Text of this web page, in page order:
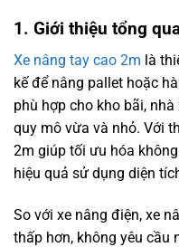
1. Giới thiệu tổng
Xe nâng tay cao 2m là
kế để nâng pallet hoặc
phù hợp cho kho bãi,
quy mô vừa và nhỏ. Với
2m giúp tối ưu hóa
hiệu quả sử dụng diện
So với xe nâng điện, xe
thấp hơn, không yêu cầu